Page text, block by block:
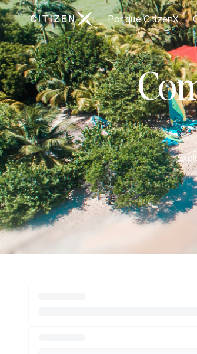
Ir para a página inicial da CitizenX
Por que CitizenX